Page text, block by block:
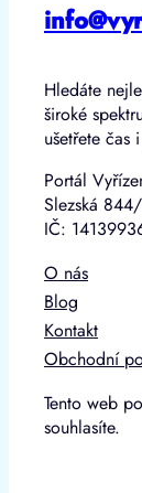
Hledáte
široké
ušetřete čas
Portál
Slezská
IČ:
O nás
Blog
Kontakt
Obchodní
Tento web
souhlasíte.